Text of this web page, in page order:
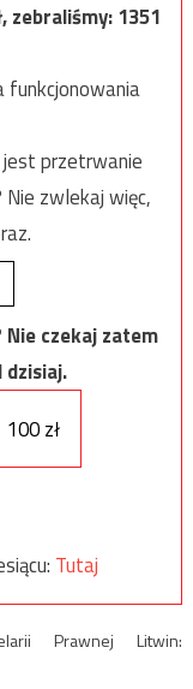
zebraliśmy:1351
przetrwanie
zwlekaj więc,
czekaj zatem
100 zł
Tutaj
Prawnej Litwin: